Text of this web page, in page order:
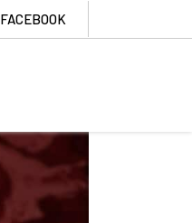
FACEBOOK